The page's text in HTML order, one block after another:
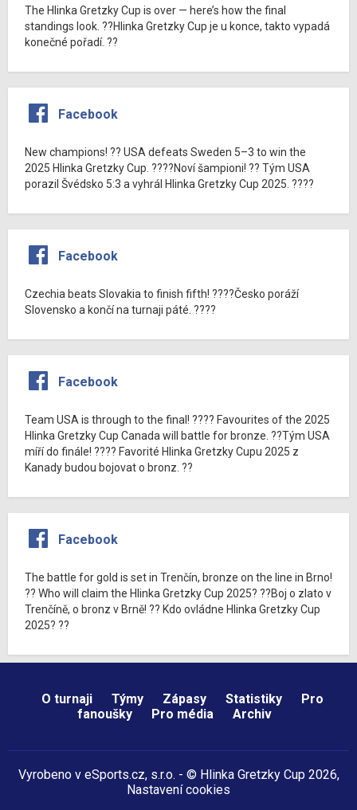
The Hlinka Gretzky Cup is over — here’s how the final
standings look. ??Hlinka Gretzky Cup je u konce, takto vypadá
konečné pořadí. ??
Facebook
New champions! ?? USA defeats Sweden 5–3 to win the
2025 Hlinka Gretzky Cup. ????Noví šampioni! ?? Tým USA
porazil Švédsko 5:3 a vyhrál Hlinka Gretzky Cup 2025. ????
Facebook
Czechia beats Slovakia to finish fifth! ????Česko poráží
Slovensko a končí na turnaji páté. ????
Facebook
Team USA is through to the final! ???? Favourites of the 2025
Hlinka Gretzky Cup Canada will battle for bronze. ??Tým USA
míří do finále! ???? Favorité Hlinka Gretzky Cupu 2025 z
Kanady budou bojovat o bronz. ??
Facebook
The battle for gold is set in Trenčín, bronze on the line in Brno!
?? Who will claim the Hlinka Gretzky Cup 2025? ??Boj o zlato v
Trenčíně, o bronz v Brně! ?? Kdo ovládne Hlinka Gretzky Cup
2025? ??
O turnaji Týmy Zápasy Statistiky
Pro
fanoušky
Pro média Archiv
Vyrobeno v eSports.cz, s.r.o. - © Hlinka Gretzky Cup 2026,
Nastavení cookies